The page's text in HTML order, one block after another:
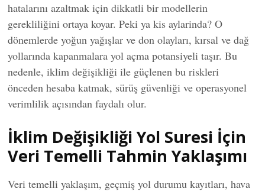
hatalarını azaltmak için dikkatli bir modellerin
gerekliliğini ortaya koyar. Peki ya kis aylarinda? O
dönemlerde yoğun yağışlar ve don olayları, kırsal ve dağ
yollarında kapanmalara yol açma potansiyeli taşır. Bu
nedenle, iklim değişikliği ile güçlenen bu riskleri
önceden hesaba katmak, sürüş güvenliği ve operasyonel
verimlilik açısından faydalı olur.
İklim Değişikliği Yol Suresi İçin
Veri Temelli Tahmin Yaklaşımı
Veri temelli yaklaşım, geçmiş yol durumu kayıtları, hava